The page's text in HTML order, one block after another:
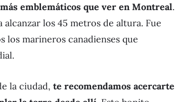
emblemáticos que ver en Montreal.
alcanzar los 45 metros de altura. Fue
marineros canadienses que
la ciudad, te recomendamos acercarte